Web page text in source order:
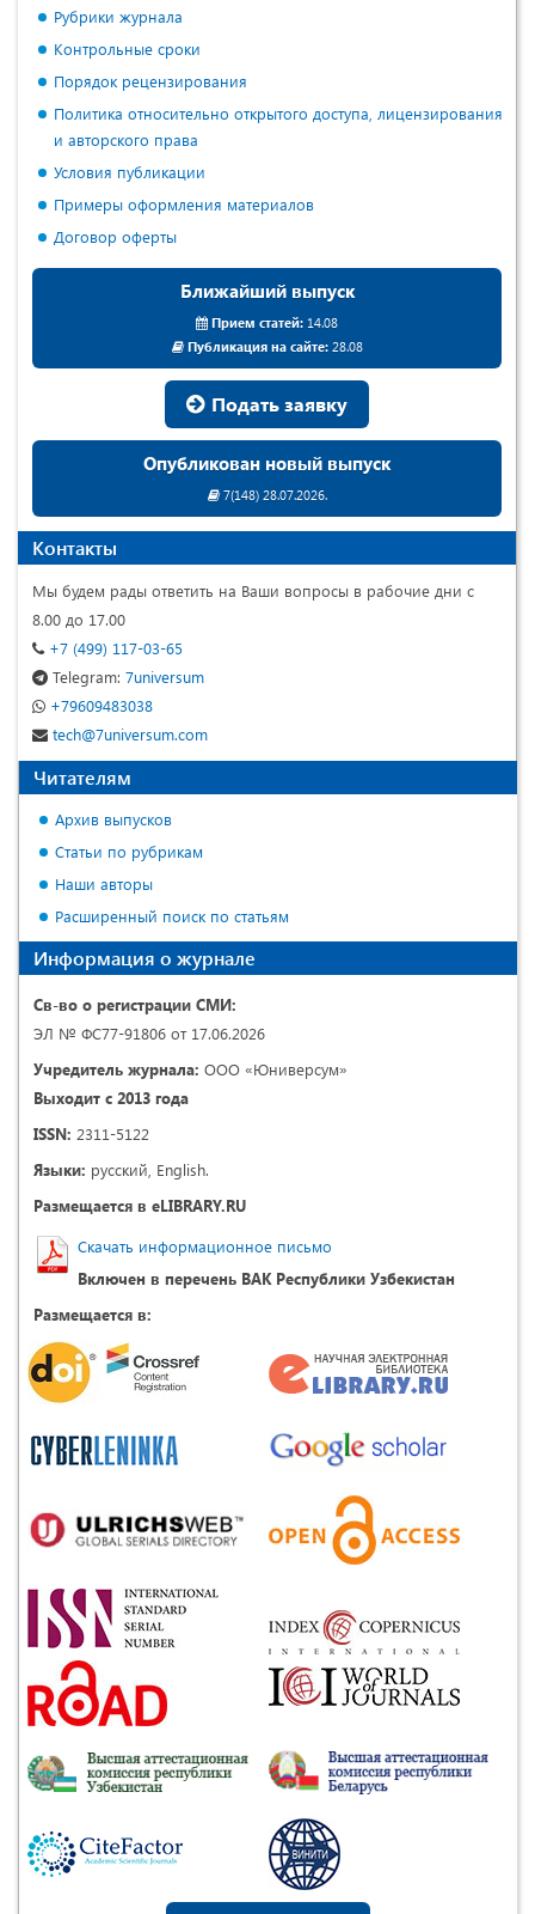
Рубрики журнала
Контрольные сроки
Порядок рецензирования
Политика относительно открытого доступа, лицензирования
и авторского права
Условия публикации
Примеры оформления материалов
Договор оферты
Ближайший выпуск
Прием статей: 14.08
Публикация на сайте:28.08
Подать заявку
Опубликован новый выпуск
7(148) 28.07.2026.
Контакты
Мы будем рады ответить на Ваши вопросы в рабочие дни с
8.00 до 17.00
+7 (499) 117-03-65
Telegram: 7universum
+79609483038
tech@7universum.com
Читателям
Архив выпусков
Статьи по рубрикам
Наши авторы
Расширенный поиск по статьям
Информация о журнале
Св-во о регистрации СМИ:
ЭЛ № ФС77-91806 от 17.06.2026
Учредитель журнала: ООО «Юниверсум»
Выходит с 2013 года
ISSN: 2311-5122
Языки: русский, English.
Размещается в eLIBRARY.RU
Скачать информационное письмо
Включен в перечень ВАК Республики Узбекистан
Размещается в: